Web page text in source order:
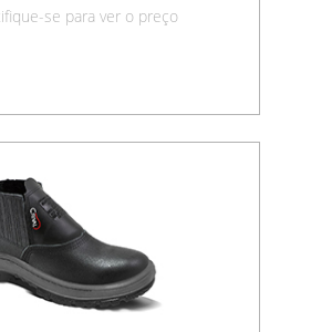
se para ver o preço